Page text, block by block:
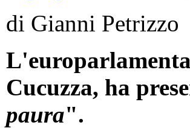
di Gianni Petrizzo
Cucuzza, ha
paura".